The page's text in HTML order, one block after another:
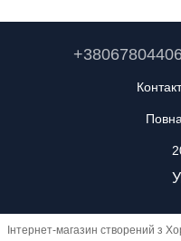
Інтернет-магазин створений з